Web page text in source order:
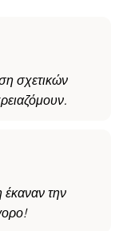
σχετικών
έκαναν την